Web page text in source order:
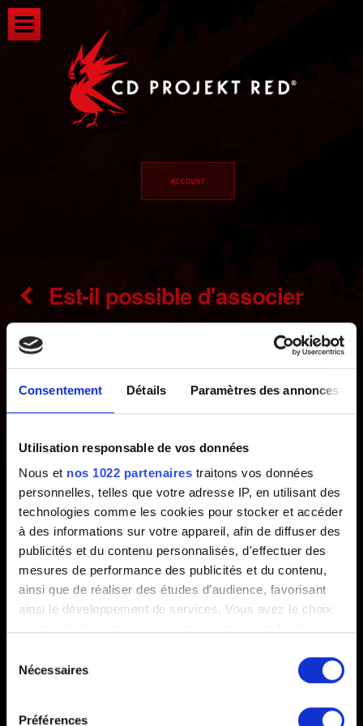
Consentement Détails Paramètres des annonces
Utilisation responsable de vos données
Nous et nos 1022 partenaires traitons vos données
personnelles, telles que votre adresse IP, en utilisant des
technologies comme les cookies pour stocker et accéder
à des informations sur votre appareil, afin de diffuser des
publicités et du contenu personnalisés, d'effectuer des
mesures de performance des publicités et du contenu,
ainsi que de réaliser des études d’audience, favorisant
ainsi le développement de services. Vous avez le choix
tout moment en consultant la Déclaration relative aux
cookies ou en cliquant sur l'icône de confidentialité.
Nécessaires
Préférences
Est-il possible d'associer
plus d'un compte de plateforme
à mon compte
CD PROJEKT RED ?
Chaque compte CD PROJEKT RED peut être associé à
de multiples comptes de plateforme, mais uniquement à
un seul compte de plateforme par plateforme (par
exemple, un seul compte de plateforme sur Steam, sur
Xbox, sur PlayStation, etc.)